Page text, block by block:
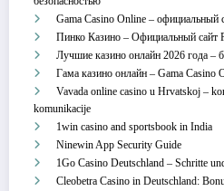
Gama Casino Online – официальный
Пинко Казино – Официальный сайт
Лучшие казино онлайн 2026 года –
Гама казино онлайн – Gama Casino
Vavada online casino u Hrvatskoj –
komunikacije
1win casino and sportsbook in India
Ninewin App Security Guide
1Go Casino Deutschland – Schritte
Cleobetra Casino in Deutschland: